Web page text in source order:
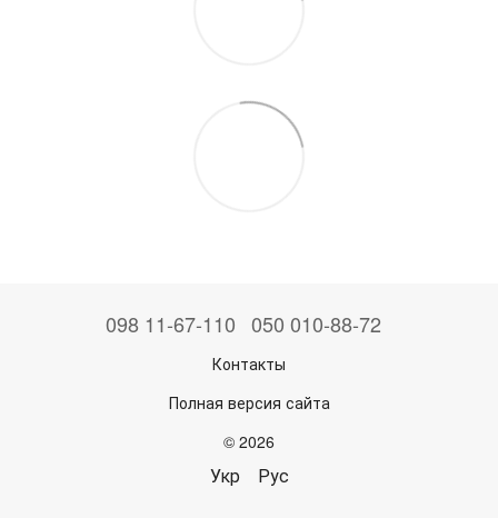
098 11-67-110 050 010-88-72
Контакты
Полная версия сайта
© 2026
Укр Рус